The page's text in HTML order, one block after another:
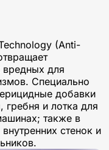
(Anti-
вредных для
Специально
добавки
гребня и лотка для
также в
стенок и